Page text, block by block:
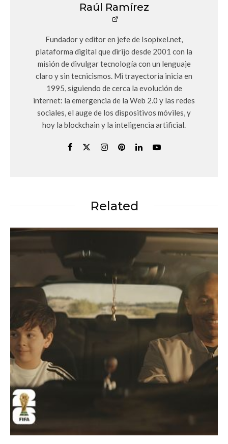
Raúl Ramírez
Fundador y editor en jefe de Isopixel.net,
plataforma digital que dirijo desde 2001 con la
misión de divulgar tecnología con un lenguaje
claro y sin tecnicismos. Mi trayectoria inicia en
1995, siguiendo de cerca la evolución de
internet: la emergencia de la Web 2.0 y las redes
sociales, el auge de los dispositivos móviles, y
hoy la blockchain y la inteligencia artificial.
Related